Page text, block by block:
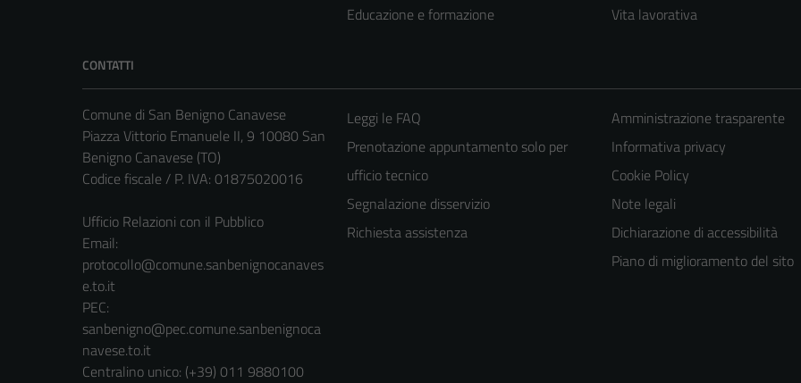
Educazione e formazione
Vita lavorativa
CONTATTI
Comune di San Benigno Canavese
Piazza Vittorio Emanuele II, 9 10080 San
Benigno Canavese (TO)
Codice fiscale / P. IVA: 01875020016
Ufficio Relazioni con il Pubblico
Email:
protocollo@comune.sanbenignocanaves
e.to.it
PEC:
sanbenigno@pec.comune.sanbenignoca
navese.to.it
Centralino unico: (+39) 011 9880100
Leggi le FAQ
Prenotazione appuntamento solo per
ufficio tecnico
Segnalazione disservizio
Richiesta assistenza
Amministrazione trasparente
Informativa privacy
Cookie Policy
Note legali
Dichiarazione di accessibilità
Piano di miglioramento del sito